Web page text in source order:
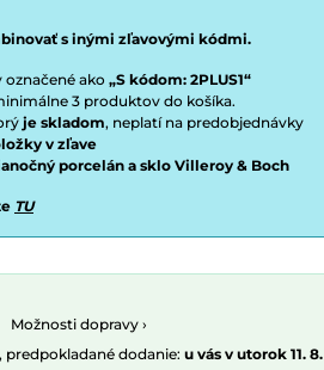
s inými zľavovými kódmi.
ako „S kódom: 2PLUS1“
3 produktov do košíka.
je skladom, neplatí na predobjednávky
v zľave
porcelán a sklo Villeroy & Boch
TU
Možnosti dopravy ›
predpokladané dodanie: u vás v utorok 11. 8.